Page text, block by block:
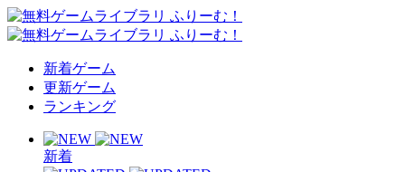
新着ゲーム
更新ゲーム
ランキング
新着